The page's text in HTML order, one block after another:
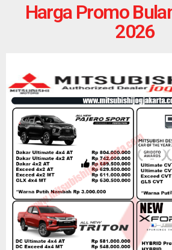
Harga Promo
2026